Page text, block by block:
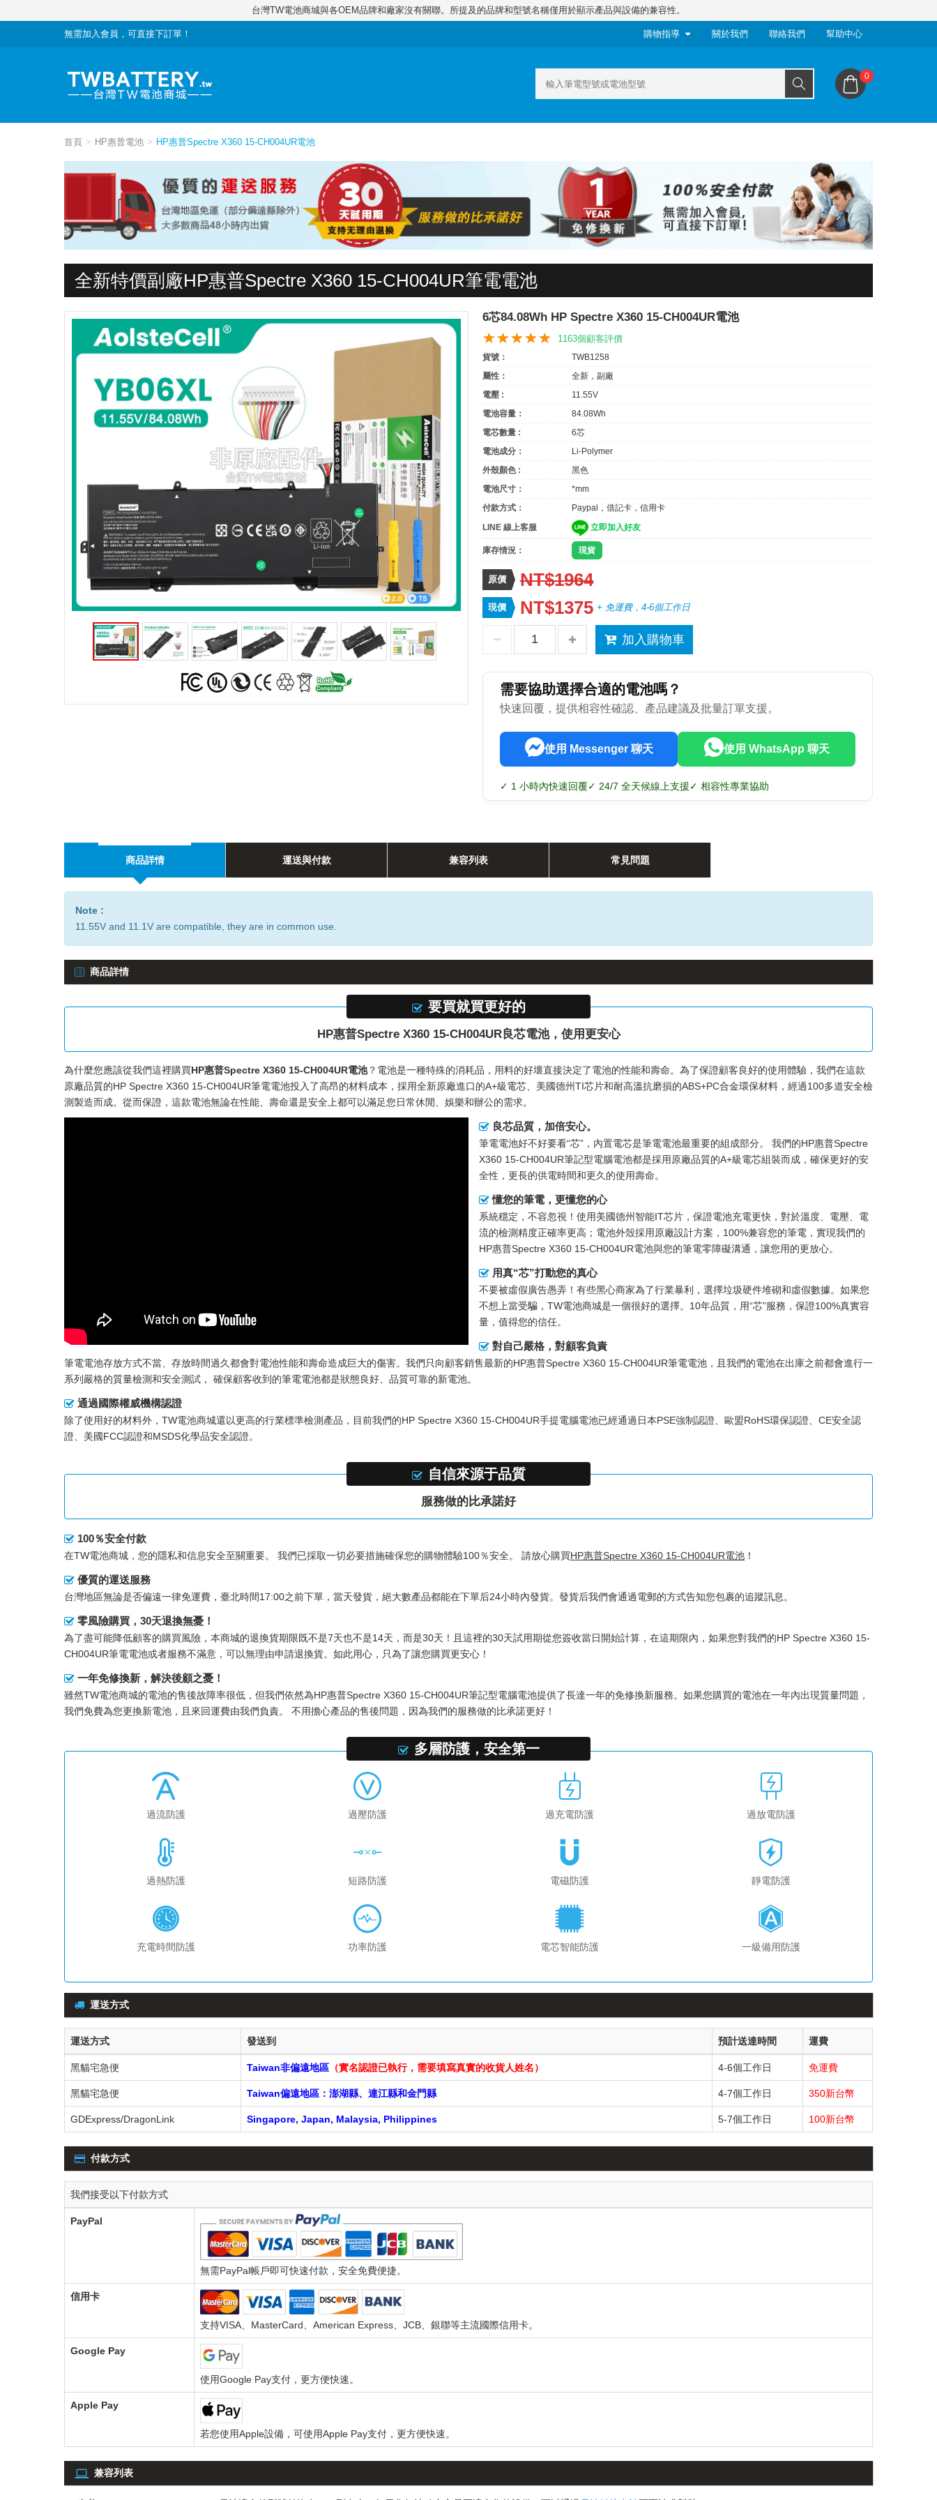
台灣TW電池商城與各OEM品牌和廠家沒有關聯。所提及的品牌和型號名稱僅用於顯示產品與設備的兼容性。
無需加入會員，可直接下訂單！ 購物指導 關於我們 聯絡我們 幫助中心
0
首頁 HP惠普電池 HP惠普Spectre X360 15-CH004UR電池
全新特價副廠HP惠普Spectre X360 15-CH004UR筆電電池
6芯84.08Wh HP Spectre X360 15-CH004UR電池
1163個顧客評價
貨號：
TWB1258
屬性：
全新，副廠
電壓 :
11.55V
電池容量：
84.08Wh
電芯數量 :
6芯
電池成分：
Li-Polymer
外殼顏色 :
黑色
電池尺寸：
*mm
付款方式：
Paypal，借記卡，信用卡
LINE 線上客服
立即加入好友
庫存情況： 現貨
原價 NT$1964
現價 NT$1375 + 免運費，4-6個工作日
加入購物車
需要協助選擇合適的電池嗎？
快速回覆，提供相容性確認、產品建議及批量訂單支援。
使用 Messenger 聊天 使用 WhatsApp 聊天
✓ 1 小時內快速回覆✓ 24/7 全天候線上支援✓ 相容性專業協助
商品詳情 運送與付款 兼容列表 常見問題
Note :
11.55V and 11.1V are compatible, they are in common use.
商品詳情
要買就買更好的
HP惠普Spectre X360 15-CH004UR良芯電池，使用更安心
為什麼您應該從我們這裡購買HP惠普Spectre X360 15-CH004UR電池？電池是一種特殊的消耗品，用料的好壞直接決定了電池的性能和壽命。為了保證顧客良好的使用體驗，我們在這款
原廠品質的HP Spectre X360 15-CH004UR筆電電池投入了高昂的材料成本，採用全新原廠進口的A+級電芯、美國德州TI芯片和耐高溫抗磨損的ABS+PC合金環保材料，經過100多道安全檢
測製造而成。從而保證，這款電池無論在性能、壽命還是安全上都可以滿足您日常休閒、娛樂和辦公的需求。
良芯品質，加倍安心。
筆電電池好不好要看“芯”，內置電芯是筆電電池最重要的組成部分。 我們的HP惠普Spectre
X360 15-CH004UR筆記型電腦電池都是採用原廠品質的A+級電芯組裝而成，確保更好的安
全性，更長的供電時間和更久的使用壽命。
懂您的筆電，更懂您的心
系統穩定，不容忽視！使用美國德州智能IT芯片，保證電池充電更快，對於溫度、電壓、電
流的檢測精度正確率更高；電池外殼採用原廠設計方案，100%兼容您的筆電，實現我們的
HP惠普Spectre X360 15-CH004UR電池與您的筆電零障礙溝通，讓您用的更放心。
用真“芯”打動您的真心
不要被虛假廣告愚弄！有些黑心商家為了行業暴利，選擇垃圾硬件堆砌和虛假數據。如果您
不想上當受騙，TW電池商城是一個很好的選擇。10年品質，用“芯”服務，保證100%真實容
量，值得您的信任。
對自己嚴格，對顧客負責
筆電電池存放方式不當、存放時間過久都會對電池性能和壽命造成巨大的傷害。我們只向顧客銷售最新的HP惠普Spectre X360 15-CH004UR筆電電池 ，且我們的電池在出庫之前都會進行一
系列嚴格的質量檢測和安全測試， 確保顧客收到的筆電電池都是狀態良好、品質可靠的新電池。
通過國際權威機構認證
除了使用好的材料外，TW電池商城還以更高的行業標準檢測產品，目前我們的HP Spectre X360 15-CH004UR手提電腦電池已經通過日本PSE強制認證、歐盟RoHS環保認證、CE安全認
證、美國FCC認證和MSDS化學品安全認證。
自信來源于品質
服務做的比承諾好
100％安全付款
在TW電池商城，您的隱私和信息安全至關重要。 我們已採取一切必要措施確保您的購物體驗100％安全。 請放心購買HP惠普Spectre X360 15-CH004UR電池 ！
優質的運送服務
台灣地區無論是否偏遠一律免運費，臺北時間17:00之前下單，當天發貨，絕大數產品都能在下單后24小時內發貨。發貨后我們會通過電郵的方式告知您包裹的追蹤訊息。
零風險購買，30天退換無憂！
為了盡可能降低顧客的購買風險，本商城的退換貨期限既不是7天也不是14天，而是30天！且這裡的30天試用期從您簽收當日開始計算，在這期限內，如果您對我們的HP Spectre X360 15-
CH004UR筆電電池或者服務不滿意，可以無理由申請退換貨。如此用心，只為了讓您購買更安心！
一年免修換新，解決後顧之憂！
雖然TW電池商城的電池的售後故障率很低，但我們依然為HP惠普Spectre X360 15-CH004UR筆記型電腦電池提供了長達一年的免修換新服務。如果您購買的電池在一年內出現質量問題，
我們免費為您更換新電池，且來回運費由我們負責。 不用擔心產品的售後問題，因為我們的服務做的比承諾更好！
多層防護，安全第一
過流防護 過壓防護 過充電防護 過放電防護
過熱防護 短路防護 電磁防護 靜電防護
充電時間防護 功率防護 電芯智能防護 一級備用防護
運送方式
運送方式 發送到 預計送達時間 運費
黑貓宅急便 Taiwan非偏遠地區 （實名認證已執行，需要填寫真實的收貨人姓名） 4-6個工作日 免運費
黑貓宅急便 Taiwan偏遠地區：澎湖縣、連江縣和金門縣 4-7個工作日 350新台幣
GDExpress/DragonLink Singapore, Japan, Malaysia, Philippines 5-7個工作日 100新台幣
付款方式
我們接受以下付款方式
PayPal
無需PayPal帳戶即可快速付款，安全免費便捷。
信用卡
支持VISA、MasterCard、American Express、JCB、銀聯等主流國際信用卡。
Google Pay
使用Google Pay支付，更方便快速。
Apple Pay
若您使用Apple設備，可使用Apple Pay支付，更方便快速。
兼容列表